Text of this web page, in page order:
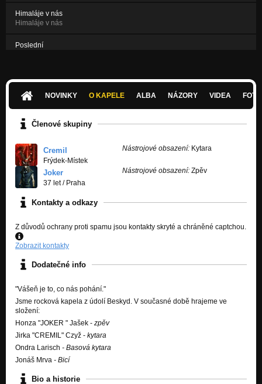
Himaláje v nás
Himaláje v nás
Poslední
NOVINKY
O KAPELE ALBA NÁZORY VIDEA
Členové skupiny
Cremil
Frýdek-Místek
Nástrojové obsazení: Kytara
Joker
37 let/ Praha
Nástrojové obsazení: Zpěv
Kontakty a odkazy
Z důvodů ochrany proti spamu jsou kontakty skryté a chráněné captchou.
Zobrazit kontakty
Dodatečné info
"Vášeň je to, co nás pohání."
Jsme rocková kapela z údolí Beskyd. V současné době hrajeme ve
složení:
Honza "JOKER " Jašek - zpěv
Jirka "CREMIL" Czyž - kytara
Ondra Larisch - Basová kytara
Jonáš Mrva - Bicí
Bio a historie